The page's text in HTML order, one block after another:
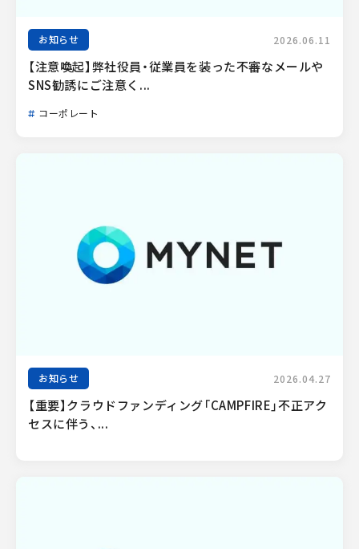
お知らせ 2026.06.11
【注意喚起】弊社役員・従業員を装った不審なメールや
SNS勧誘にご注意く...
コーポレート
お知らせ 2026.04.27
【重要】クラウドファンディング「CAMPFIRE」不正アク
セスに伴う、...